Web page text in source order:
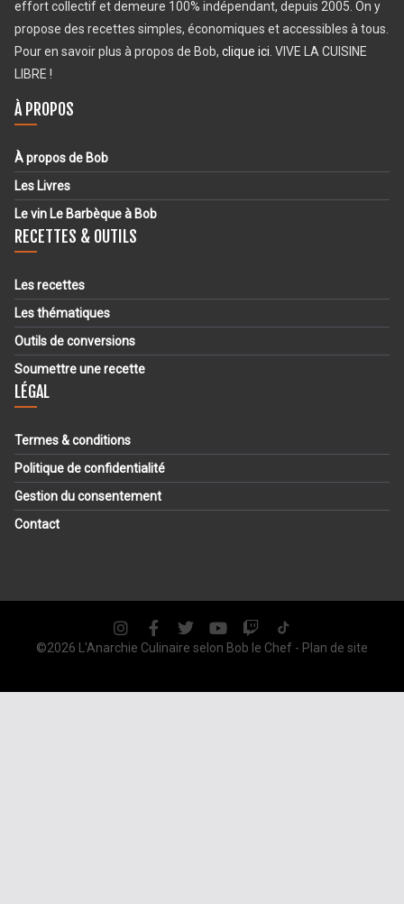
effort collectif et demeure 100% indépendant, depuis 2005. On y
propose des recettes simples, économiques et accessibles à tous.
Pour en savoir plus à propos de Bob, clique ici. VIVE LA CUISINE
LIBRE !
À PROPOS
À propos de Bob
Les Livres
Le vin Le Barbèque à Bob
RECETTES & OUTILS
Les recettes
Les thématiques
Outils de conversions
Soumettre une recette
LÉGAL
Termes & conditions
Politique de confidentialité
Gestion du consentement
Contact
©2026 L'Anarchie Culinaire selon Bob le Chef - Plan de site